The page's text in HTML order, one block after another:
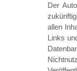
Der
allen
Links